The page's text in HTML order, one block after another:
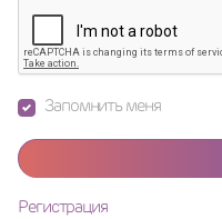
Запомнить меня
Регистрация